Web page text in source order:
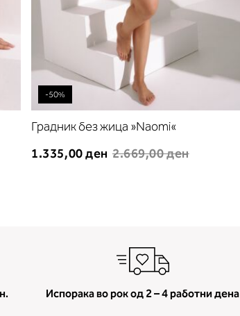
-50%
Градник без жица »Naomi«
1.335,00 ден 2.669,00 ден
Испорака во рок од 2 – 4 работни дена